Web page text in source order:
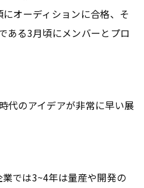
オーディションに合格、そ
ある3月頃にメンバーとプロ
代のアイデアが非常に早い展
では3~4年は量産や開発の